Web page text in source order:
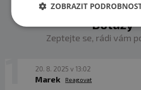
Dotazy
Zeptejte se, rádi vám
20. 8. 2025 v 13:02
Marek Reagovat
ZOBRAZIT